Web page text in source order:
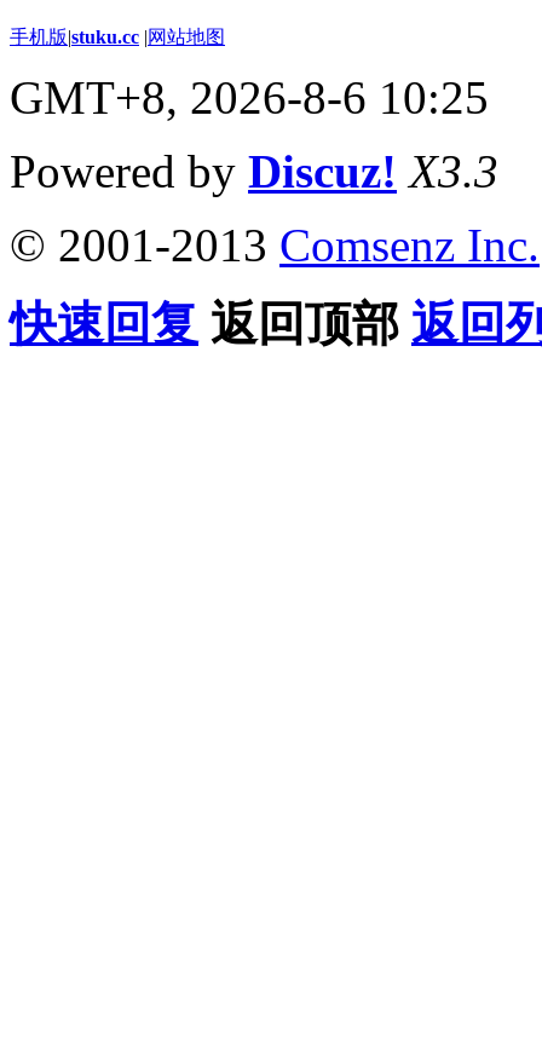
手机版|stuku.cc |网站地图
GMT+8, 2026-8-6 10:25
Powered by Discuz! X3.3
© 2001-2013 Comsenz Inc.
快速回复 返回顶部 返回